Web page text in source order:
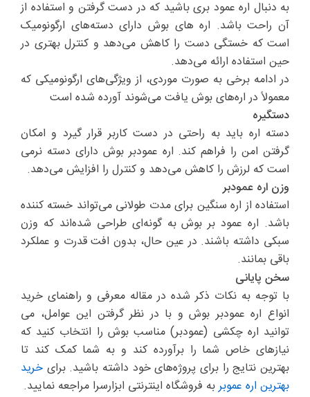
به دنبال اره عمود بری باشید که در دست گرفتن و استفاده از
آن راحت باشد. اره های بوش دارای دسته‌های ارگونومیک
است که خستگی دست را کاهش می‌دهد و کنترل بهتری در
حین استفاده ارائه می‌دهد.
در ادامه برخی به صورت موردی، از ویژگی‌های ارگونومیکی که
معمولاً در اره‌های بوش یافت می‌شوند آورده شده است
دستگیره
دسته اره باید به راحتی در دست کاربر قرار گیرد و امکان
گرفتن امن را فراهم کند. اره عمودبر بوش دارای دسته نرمی
است که لرزش را کاهش می‌دهد و کنترل را افزایش می‌دهد.
وزن اره عمودبر
استفاده از اره سنگین برای مدت طولانی می‌تواند خسته کننده
باشد. اره عمود بر بوش به گونه‌ای طراحی شده‌اند که وزن
سبکی داشته باشند. در عین حال، بدون افت قدرت و عملکرد
باقی بمانند.
سخن پایانی
با توجه به نکات ذکر شده در مقاله ‌معرفی و راهنمای خرید
انواع اره عمودبر بوش و با در نظر گرفتن این عوامل، می
توانید اره چکشی (عمودبر) مناسب بوش را انتخاب کنید که
نیازهای خاص شما را برآورده کند و به شما کمک کند تا
بهترین نتایج را برای پروژه‌های خود داشته باشید. برای خرید
بهترین اره عموبربه فروشگاه اینترنتی ابزارسرا مراجعه نمایید.